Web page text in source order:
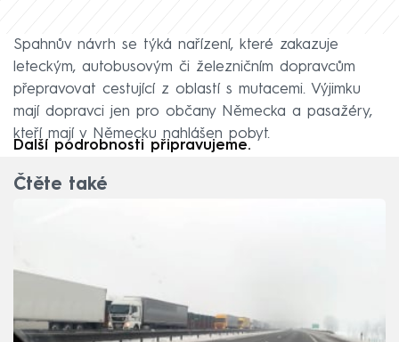
Spahnův návrh se týká nařízení, které zakazuje
leteckým, autobusovým či železničním dopravcům
přepravovat cestující z oblastí s mutacemi. Výjimku
mají dopravci jen pro občany Německa a pasažéry,
kteří mají v Německu nahlášen pobyt.
Další podrobnosti připravujeme.
Čtěte také